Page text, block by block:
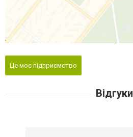
Це моє підприємство
Відгуки